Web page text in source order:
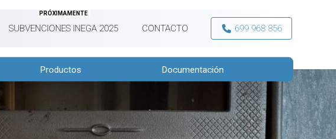
SUBVENCIONES INEGA 2025
PRÓXIMAMENTE
CONTACTO 699 968 856
Productos Documentación